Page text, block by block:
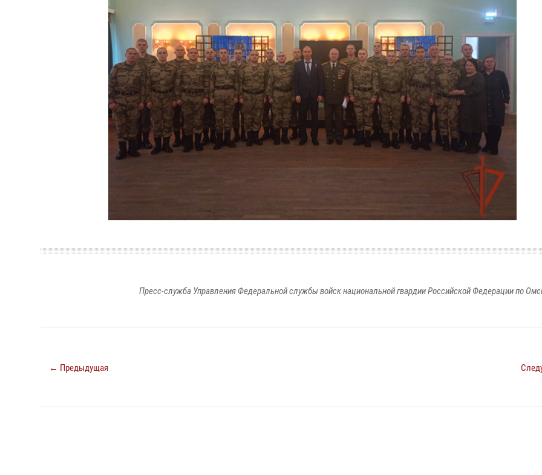
Пресс-служба Управления Федеральной службы войск национальной гвардии Российской Федерации по
← Предыдущая